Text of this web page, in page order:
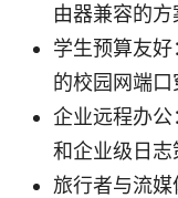
由器兼容的方
学生预算友
的校园网端口
企业远程办
和企业级日志
旅行者与流